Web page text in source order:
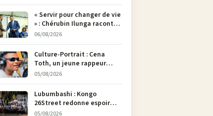
son crayon
« Servir pour changer de vie
» : Chérubin Ilunga raconte
le parcours du député
Tshimbu en 137 pages
06/08/2026
Culture-Portrait : Cena
Toth, un jeune rappeur
déterminé à faire entendre
05/08/2026
Lubumbashi : Kongo
26Street redonne espoir
aux enfants de la rue par
05/08/2026